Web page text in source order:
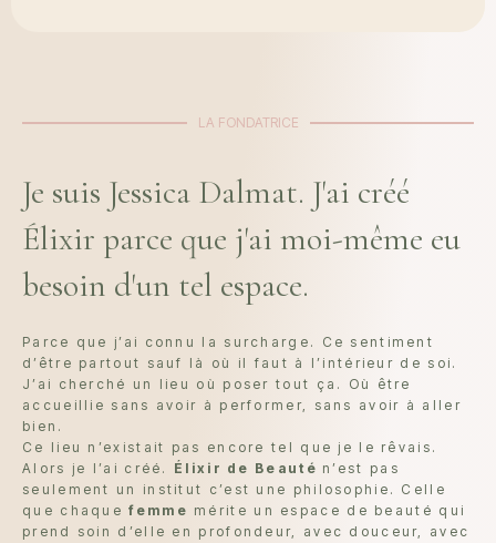
LA FONDATRICE
Je suis Jessica Dalmat. J'ai créé
Élixir parce que j'ai moi-même eu
besoin d'un tel espace.
Parce que j’ai connu la surcharge. Ce sentiment
d’être partout sauf là où il faut à l’intérieur de soi.
J’ai cherché un lieu où poser tout ça. Où être
accueillie sans avoir à performer, sans avoir à aller
bien.
Ce lieu n’existait pas encore tel que je le rêvais.
Alors je l’ai créé. Élixir de Beauté n’est pas
seulement un institut c’est une philosophie. Celle
que chaquefemme mérite un espace de beauté qui
prend soin d’elle en profondeur, avec douceur, avec